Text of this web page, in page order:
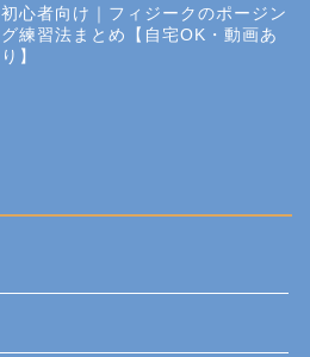
初心者向け｜フィジークのポージン
グ練習法まとめ【自宅OK・動画あ
り】